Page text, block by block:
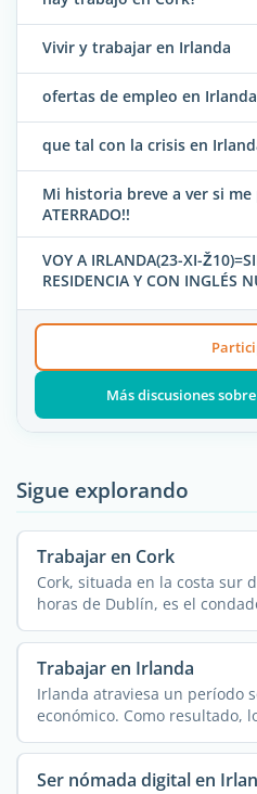
Vivir y trabajar en Irlanda
ofertas de empleo en
que tal con la crisis en
Mi historia breve a ver si me
ATERRADO!!
VOY A IRLANDA(23-XI-
RESIDENCIA Y CON INGLÉS
Más discusiones
Sigue explorando
Trabajar en Cork
Cork, situada en la costa sur
horas de Dublín, es el
Trabajar en Irlanda
Irlanda atraviesa un período
económico. Como resultado,
Ser nómada digital en